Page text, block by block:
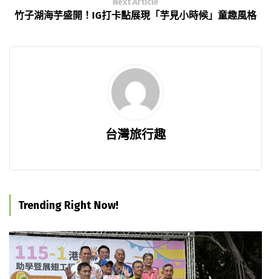
Next Article
竹子湖海芋盛開！IG打卡點展現「芋見小時候」童趣風格
台灣旅行趣
Trending Right Now!